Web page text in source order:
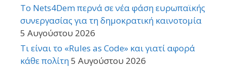
Το Nets4Dem περνά σε νέα φάση ευρωπαϊκής
συνεργασίας για τη δημοκρατική καινοτομία
5 Αυγούστου 2026
Τι είναι το «Rules as Code» και γιατί αφορά
κάθε πολίτη5 Αυγούστου 2026